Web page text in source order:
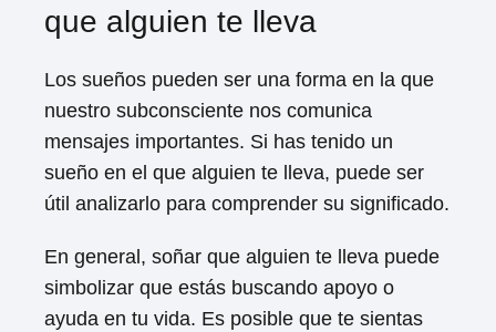
que alguien te lleva
Los sueños pueden ser una forma en la que
nuestro subconsciente nos comunica
mensajes importantes. Si has tenido un
sueño en el que alguien te lleva, puede ser
útil analizarlo para comprender su significado.
En general, soñar que alguien te lleva puede
simbolizar que estás buscando apoyo o
ayuda en tu vida. Es posible que te sientas